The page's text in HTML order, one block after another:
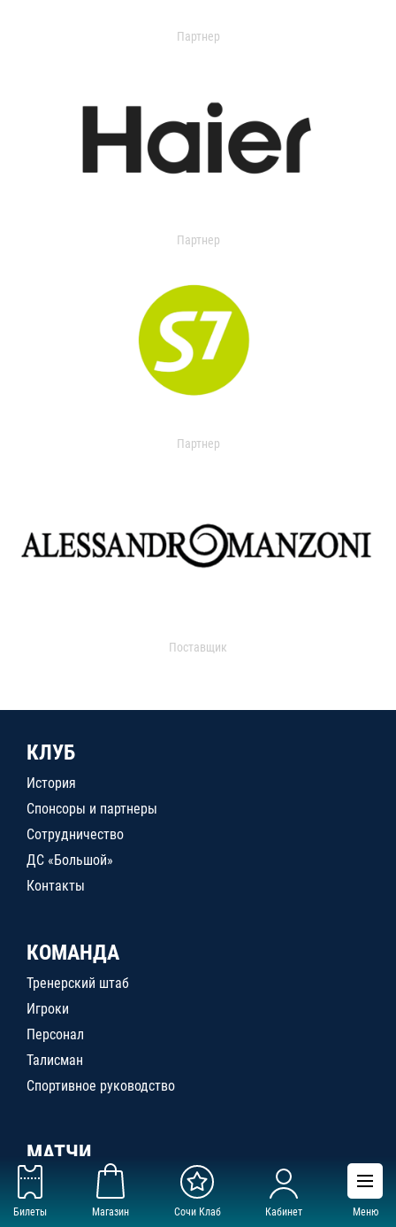
Билеты Магазин Сочи Клаб Кабинет Меню
Партнер
Партнер
Партнер
Поставщик
КЛУБ
История
Спонсоры и партнеры
Сотрудничество
ДС «Большой»
Контакты
КОМАНДА
Тренерский штаб
Игроки
Персонал
Талисман
Спортивное руководство
МАТЧИ
Календарь игр
Статистика